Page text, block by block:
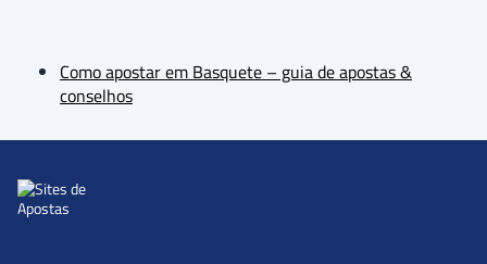
Como apostar em Basquete – guia de apostas &
conselhos